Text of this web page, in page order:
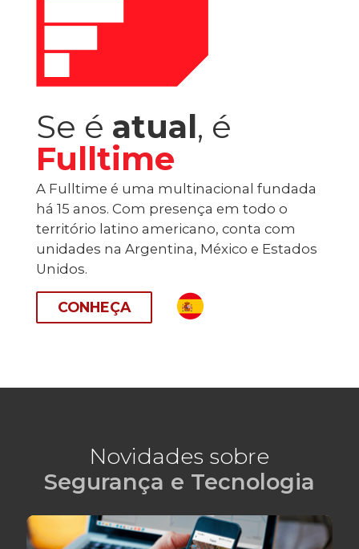
Se é atual, é
Fulltime
A Fulltime é uma multinacional fundada
há 15 anos. Com presença em todo o
território latino americano, conta com
unidades na Argentina, México e Estados
Unidos.
CONHEÇA
Novidades sobre
Segurança e Tecnologia